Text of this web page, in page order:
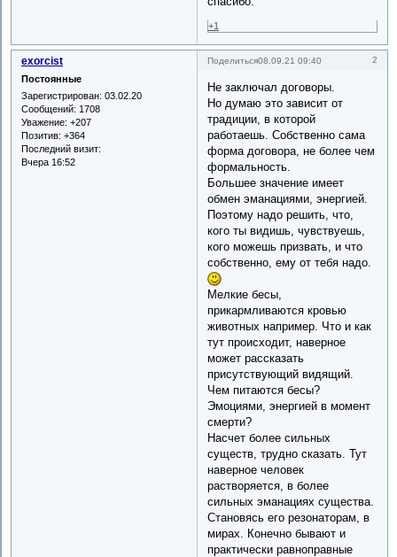
+1
Поделиться 2
08.09.21 09:40
exorcist
Постоянные
Зарегистрирован: 03.02.20
Сообщений: 1708
Уважение: +207
Позитив: +364
Последний визит:
Вчера 16:52
Не заключал договоры.
Но думаю это зависит от
традиции, в которой
работаешь. Собственно сама
форма договора, не более чем
формальность.
Большее значение имеет
обмен эманациями, энергией.
Поэтому надо решить, что,
кого ты видишь, чувствуешь,
кого можешь призвать, и что
собственно, ему от тебя надо.
Мелкие бесы,
прикармливаются кровью
животных например. Что и как
тут происходит, наверное
может рассказать
присутствующий видящий.
Чем питаются бесы?
Эмоциями, энергией в момент
смерти?
Насчет более сильных
существ, трудно сказать. Тут
наверное человек
растворяется, в более
сильных эманациях существа.
Становясь его резонаторам, в
мирах. Конечно бывают и
практически равноправные